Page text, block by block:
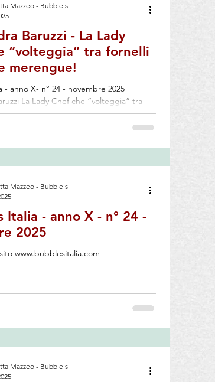
e sua moglie Caterina
Baruzzi - La Lady
“volteggia” tra fornelli
merengue!
- novembre 2025
La Lady Chef che “volteggia” tra
di Antonietta Mazzeo
da Cesena, inizia giovanissima a
anni lavorava già all’Hotel Mondial di
(Cesena) a cui sono seguite, sempre in
Mazzeo - Bubble's
- anno X - n° 24 -
2025
www.bubblesitalia.com
Mazzeo - Bubble's
Mazzeo - Bubble's